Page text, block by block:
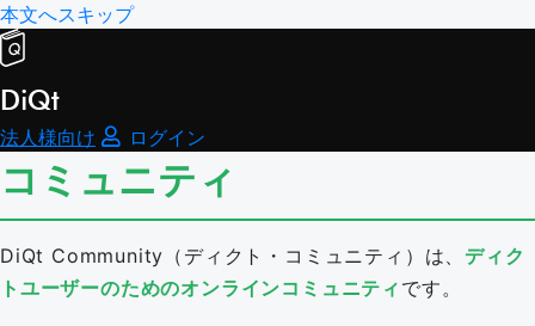
本文へスキップ
DiQt
法人様向け ログイン
コミュニティ
DiQt Community（ディクト・コミュニティ）は、 ディク
トユーザーのためのオンラインコミュニティ です。